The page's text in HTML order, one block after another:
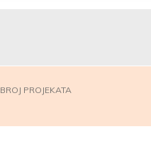
BROJ PROJEKATA